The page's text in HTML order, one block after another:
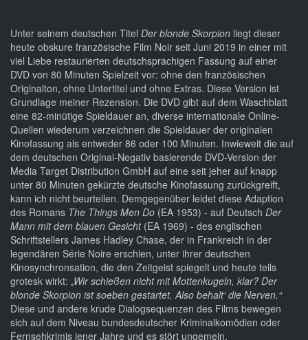
Unter seinem deutschen Titel Der blonde Skorpion liegt dieser
heute obskure französische Film Noir seit Juni 2019 in einer mit
viel Liebe restaurierten deutschsprachigen Fassung auf einer
DVD von 80 Minuten Spielzeit vor: ohne den französischen
Originalton, ohne Untertitel und ohne Extras. Diese Version ist
Grundlage meiner Rezension. Die DVD gibt auf dem Waschblatt
eine 82-minütige Spieldauer an, diverse internationale Online-
Quellen wiederum verzeichnen die Spieldauer der originalen
Kinofassung als entweder 86 oder 100 Minuten. Inwieweit die auf
dem deutschen Original-Negativ basierende DVD-Version der
Media Target Distribution GmbH auf eine seit jeher auf knapp
unter 80 Minuten gekürzte deutsche Kinofassung zurückgreift,
kann ich nicht beurteilen. Demgegenüber leidet diese Adaption
des Romans The Things Men Do (EA 1953) - auf Deutsch Der
Mann mit dem blauen Gesicht(EA 1969) - des englischen
Schriftstellers James Hadley Chase, der in Frankreich in der
legendären Série Noire erschien, unter ihrer deutschen
Kinosynchronsation, die den Zeitgeist spiegelt und heute teils
grotesk wirkt: „Wir schießen nicht mit Mottenkugeln, klar? Der
blonde Skorpion ist soeben gestartet. Also behalt‘ die Nerven.“
Diese und andere krude Dialogsequenzen des Films bewegen
sich auf dem Niveau bundesdeutscher Kriminalkomödien oder
Fernsehkrimis jener Jahre und es stört ungemein.